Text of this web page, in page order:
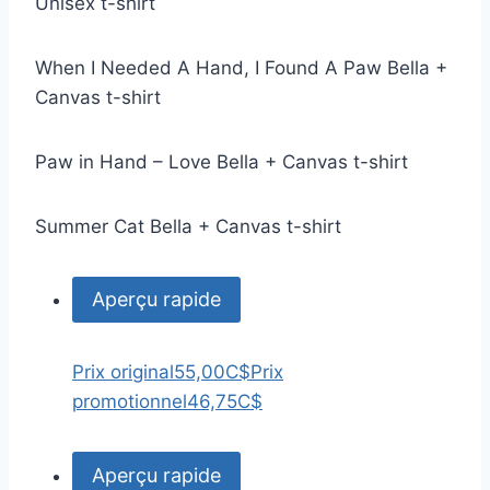
When I Needed A Hand, I Found A Paw Bella +
Canvas t-shirt
Paw in Hand – Love Bella + Canvas t-shirt
Summer Cat Bella + Canvas t-shirt
Aperçu rapide
Prix original55,00C$Prix
promotionnel46,75C$
Aperçu rapide